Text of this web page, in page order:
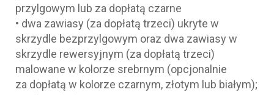
przylgowym lub za dopłatą czarne
• dwa zawiasy (za dopłatą trzeci) ukryte w
skrzydle bezprzylgowym oraz dwa zawiasy w
skrzydle rewersyjnym (za dopłatą trzeci)
malowane w kolorze srebrnym (opcjonalnie
za dopłatą w kolorze czarnym, złotym lub białym);